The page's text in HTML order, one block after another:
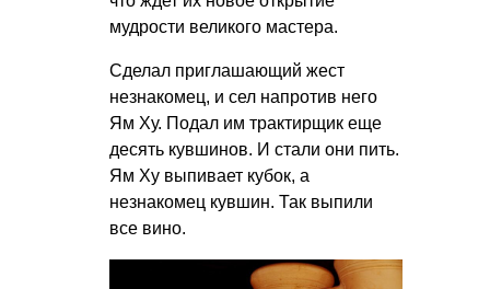
мудрости великого мастера.
Сделал приглашающий жест
незнакомец, и сел напротив него
Ям Ху. Подал им трактирщик еще
десять кувшинов. И стали они пить.
Ям Ху выпивает кубок, а
незнакомец кувшин. Так выпили
все вино.